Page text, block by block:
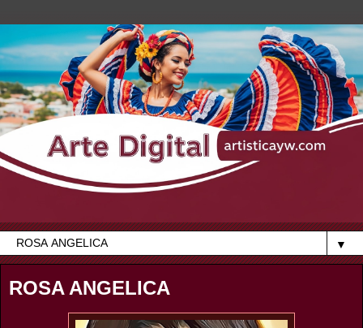
▼
ROSA ANGELICA